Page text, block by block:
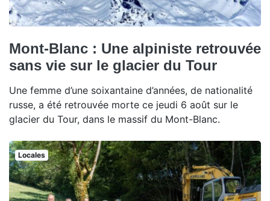
Mont-Blanc : Une alpiniste retrouvée
sans vie sur le glacier du Tour
Une femme d’une soixantaine d’années, de nationalité
russe, a été retrouvée morte ce jeudi 6 août sur le
glacier du Tour, dans le massif du Mont-Blanc.
Locales